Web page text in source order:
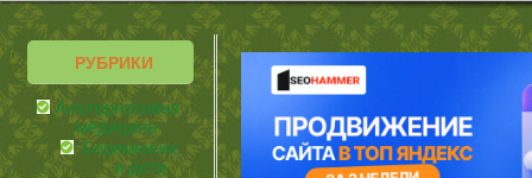
РУБРИКИ
Альтернативная
медицина
Беременность
и дети